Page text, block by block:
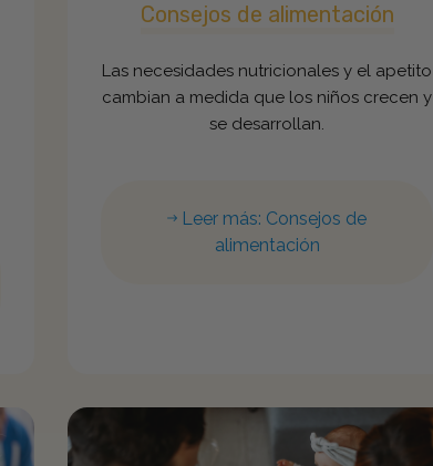
Consejos de alimentación
Las necesidades nutricionales y el apetito
cambian a medida que los niños crecen y
se desarrollan.
Leer más: Consejos de
alimentación